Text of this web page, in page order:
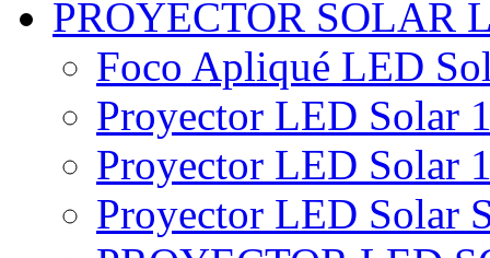
PROYECTOR SOLAR
Foco Apliqué LED
Proyector LED Solar
Proyector LED Solar
Proyector LED Solar